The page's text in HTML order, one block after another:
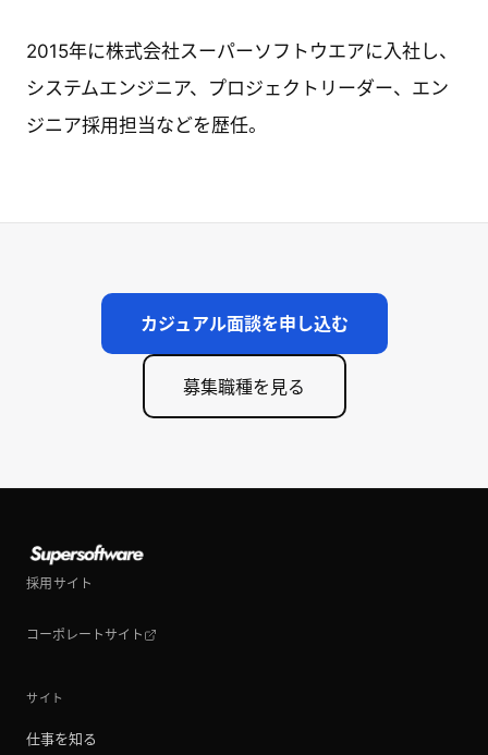
2015年に株式会社スーパーソフトウエアに入社し、
システムエンジニア、プロジェクトリーダー、エン
ジニア採用担当などを歴任。
カジュアル面談を申し込む
募集職種を見る
採用サイト
コーポレートサイト
サイト
仕事を知る